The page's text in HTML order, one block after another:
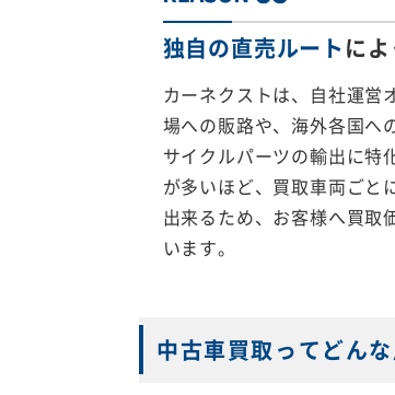
独自の直売ルートに
カーネクストは、自社運営
場への販路や、海外各国へ
サイクルパーツの輸出に特
が多いほど、買取車両ごと
出来るため、お客様へ買取
います。
中古車買取ってどん